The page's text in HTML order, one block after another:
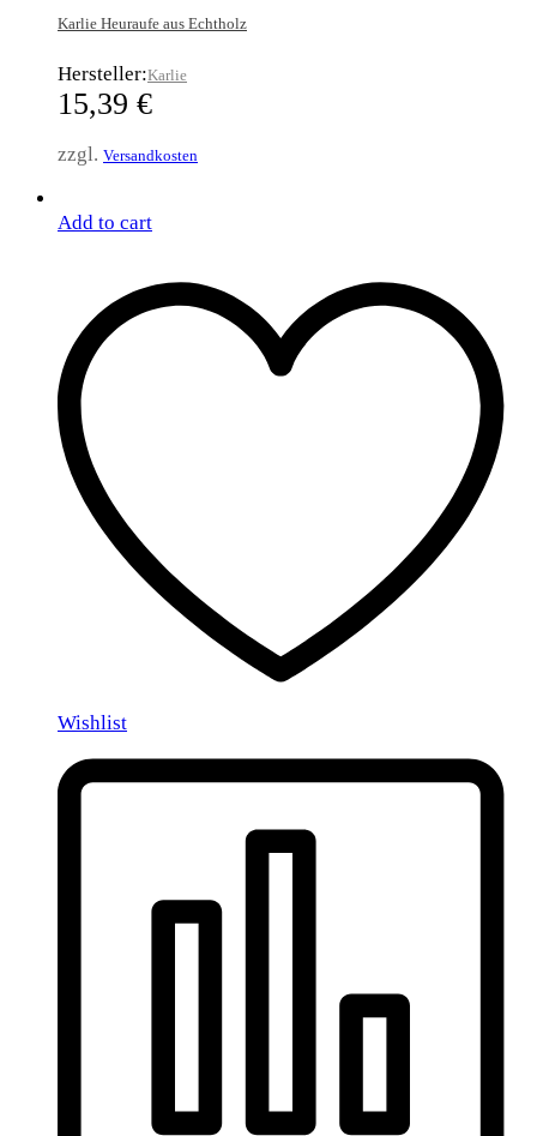
Karlie Heuraufe aus Echtholz
Hersteller:Karlie
15,39 €
zzgl. Versandkosten
Add to cart
Wishlist